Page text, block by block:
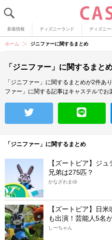
新着情報 ディズニーランド ディズニー
ホーム ジニファーに関するまとめ
「ジニファー」に関するまと
「ジニファー」に関するまとめが2件あり
ファー」に関する記事はキャステルでお
「ジニファー」に関するまとめ
【ズートピア】ジ
兄弟は275匹？
かなざわまゆ
【ズートピア】日
も出演！芸能人5名
しーちゃん